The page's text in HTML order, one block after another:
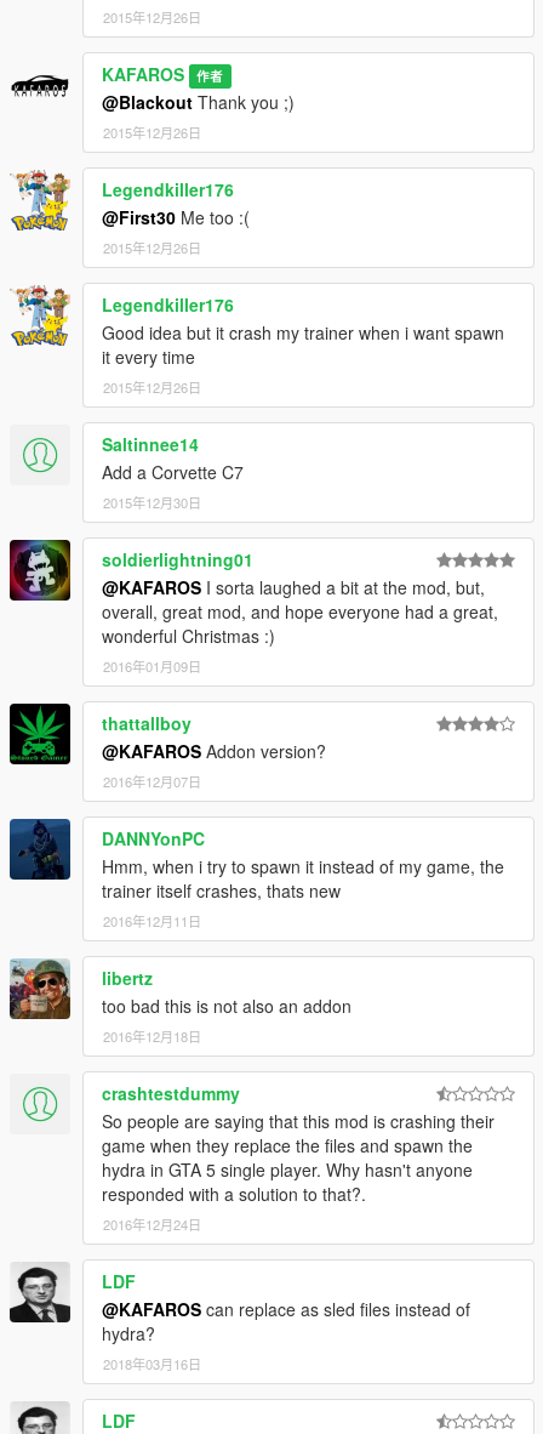
2015年12月26日
KAFAROS 作者
@Blackout Thank you ;)
2015年12月26日
Legendkiller176
@First30 Me too :(
2015年12月26日
Legendkiller176
Good idea but it crash my trainer when i want spawn
it every time
2015年12月26日
Saltinnee14
Add a Corvette C7
2015年12月30日
soldierlightning01
@KAFAROS I sorta laughed a bit at the mod, but,
overall, great mod, and hope everyone had a great,
wonderful Christmas :)
2016年01月09日
thattallboy
@KAFAROS Addon version?
2016年12月07日
DANNYonPC
Hmm, when i try to spawn it instead of my game, the
trainer itself crashes, thats new
2016年12月11日
libertz
too bad this is not also an addon
2016年12月18日
crashtestdummy
So people are saying that this mod is crashing their
game when they replace the files and spawn the
hydra in GTA 5 single player. Why hasn't anyone
responded with a solution to that?.
2016年12月24日
LDF
@KAFAROS can replace as sled files instead of
hydra?
2018年03月16日
LDF